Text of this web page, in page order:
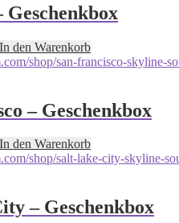
Geschenkbox
In den Warenkorb
– Geschenkbox
In den Warenkorb
– Geschenkbox